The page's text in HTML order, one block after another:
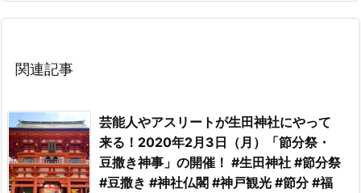
関連記事
芸能人やアスリートが生田神社にやって
来る！2020年2月3日（月）「節分祭・
豆撒き神事」の開催！ #生田神社 #節分祭
#豆撒き #神社仏閣 #神戸観光 #節分 #福